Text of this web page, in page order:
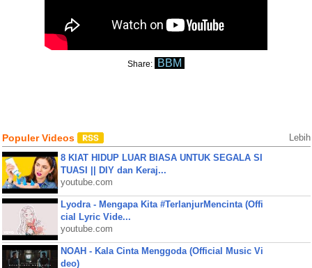
Share: BBM
Populer Videos Lebih
8 KIAT HIDUP LUAR BIASA UNTUK SEGALA SI
TUASI || DIY dan Keraj...
youtube.com
Lyodra - Mengapa Kita #TerlanjurMencinta (Offi
cial Lyric Vide...
youtube.com
NOAH - Kala Cinta Menggoda (Official Music Vi
deo)